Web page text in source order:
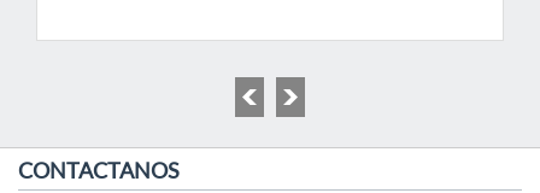
CONTACTANOS